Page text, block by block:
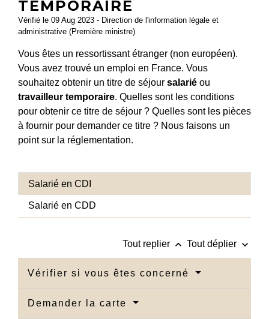
TEMPORAIRE
Vérifié le 09 Aug 2023 - Direction de l'information légale et
administrative (Première ministre)
Vous êtes un ressortissant étranger (non européen).
Vous avez trouvé un emploi en France. Vous
souhaitez obtenir un titre de séjour salarié ou
travailleur temporaire. Quelles sont les conditions
pour obtenir ce titre de séjour ? Quelles sont les pièces
à fournir pour demander ce titre ? Nous faisons un
point sur la réglementation.
Salarié en CDI
Salarié en CDD
Tout replier keyboard_arrow_up Tout déplier keyboard_arrow_down
Vérifier si vous êtes concerné
Demander la carte